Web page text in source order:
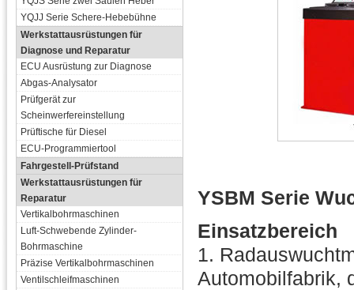
YQJJ Serie Schere-Hebebühne
Werkstattausrüstungen für
Diagnose und Reparatur
ECU Ausrüstung zur Diagnose
Abgas-Analysator
Prüfgerät zur
Scheinwerfereinstellung
Prüftische für Diesel
ECU-Programmiertool
Fahrgestell-Prüfstand
Werkstattausrüstungen für
Reparatur
Vertikalbohrmaschinen
Luft-Schwebende Zylinder-
Bohrmaschine
Präzise Vertikalbohrmaschinen
Ventilschleifmaschinen
YSBM Serie
Einsatzbereich
1.
Automobilfabrik,